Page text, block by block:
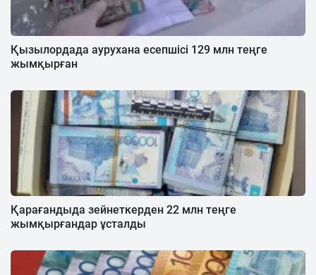
Қызылордада аурухана есепшісі 129 млн теңге
жымқырған
Қарағандыда зейнеткерден 22 млн теңге
жымқырғандар ұсталды